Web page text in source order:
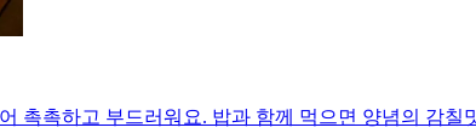
촉촉하고 부드러워요. 밥과 함께 먹으면 양념의 감칠